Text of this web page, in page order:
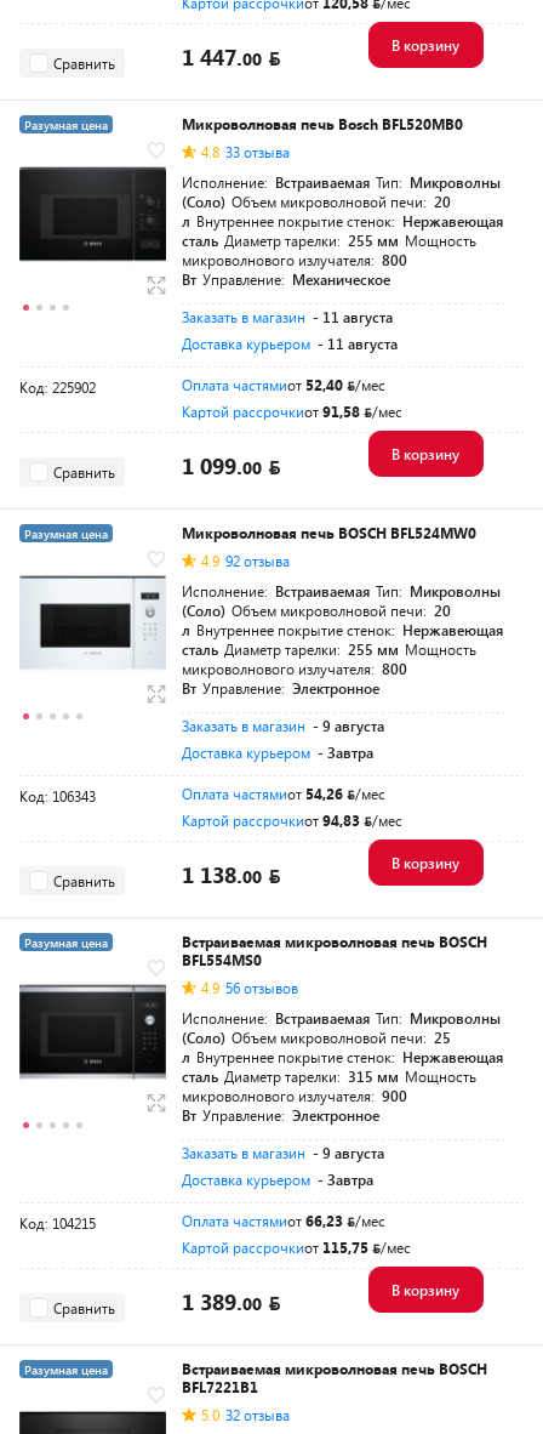
Сравнить 1 447.00
В корзину
Разумная цена
Микроволновая печь Bosch BFL520MB0
4.8 33 отзыва
Исполнение: Встраиваемая Тип: Микроволны
(Соло) Объем микроволновой печи: 20
л Внутреннее покрытие стенок: Нержавеющая
сталь Диаметр тарелки: 255 мм Мощность
микроволнового излучателя: 800
Вт Управление: Механическое
Заказать в магазин - 11 августа
Доставка курьером - 11 августа
Код: 225902 Оплата частямиот 52,40
/мес
Картой рассрочкиот91,58 /мес
Сравнить 1 099.00
В корзину
Разумная цена
Микроволновая печь BOSCH BFL524MW0
4.9 92 отзыва
Исполнение: Встраиваемая Тип: Микроволны
(Соло) Объем микроволновой печи: 20
л Внутреннее покрытие стенок: Нержавеющая
сталь Диаметр тарелки: 255 мм Мощность
микроволнового излучателя: 800
Вт Управление: Электронное
Заказать в магазин - 9 августа
Доставка курьером - Завтра
Код: 106343 Оплата частямиот 54,26
/мес
Картой рассрочкиот94,83 /мес
Сравнить 1 138.00
В корзину
Разумная цена
Встраиваемая микроволновая печь BOSCH
BFL554MS0
4.9 56 отзывов
Исполнение: Встраиваемая Тип: Микроволны
(Соло) Объем микроволновой печи: 25
л Внутреннее покрытие стенок: Нержавеющая
сталь Диаметр тарелки: 315 мм Мощность
микроволнового излучателя: 900
Вт Управление: Электронное
Заказать в магазин - 9 августа
Доставка курьером - Завтра
Код: 104215 Оплата частямиот66,23
/мес
Картой рассрочкиот 115,75 /мес
Сравнить 1 389.00
В корзину
Разумная цена
Встраиваемая микроволновая печь BOSCH
BFL7221B1
5.0 32 отзыва